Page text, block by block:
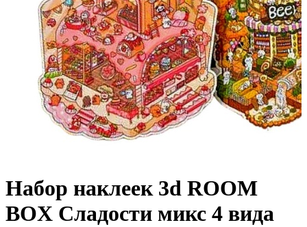
Набор наклеек 3d ROOM
BOX Сладости микс 4 вида